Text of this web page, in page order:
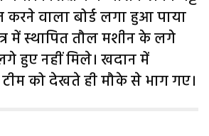
करने वाला बोर्ड लगा हुआ पाया
में स्थापित तौल मशीन के लगे
हुए नहीं मिले। खदान में
टीम को देखते ही मौके से भाग गए।